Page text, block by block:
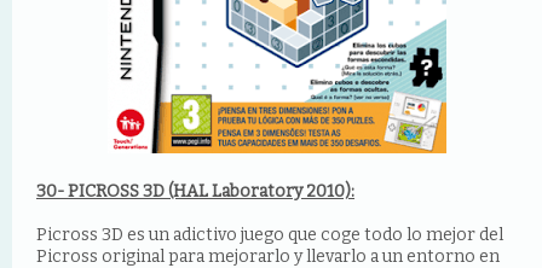
30- PICROSS 3D (HAL Laboratory 2010):
Picross 3D es un adictivo juego que coge todo lo mejor del
Picross original para mejorarlo y llevarlo a un entorno en